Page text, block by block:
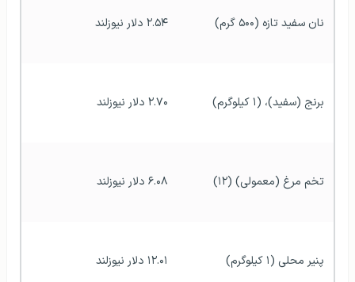
نان سفید تازه (۵۰۰ گرم) ۲.۵۴ دلار نیوزلند
برنج (سفید)، (۱ کیلوگرم) ۲.۷۰ دلار نیوزلند
تخم مرغ (معمولی) (۱۲) ۶.۰۸ دلار نیوزلند
پنیر محلی (۱ کیلوگرم) ۱۲.۰۱ دلار نیوزلند